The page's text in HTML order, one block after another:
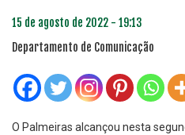
15 de agosto de 2022 - 19:13
Departamento de Comunicação
O Palmeiras alcançou nesta